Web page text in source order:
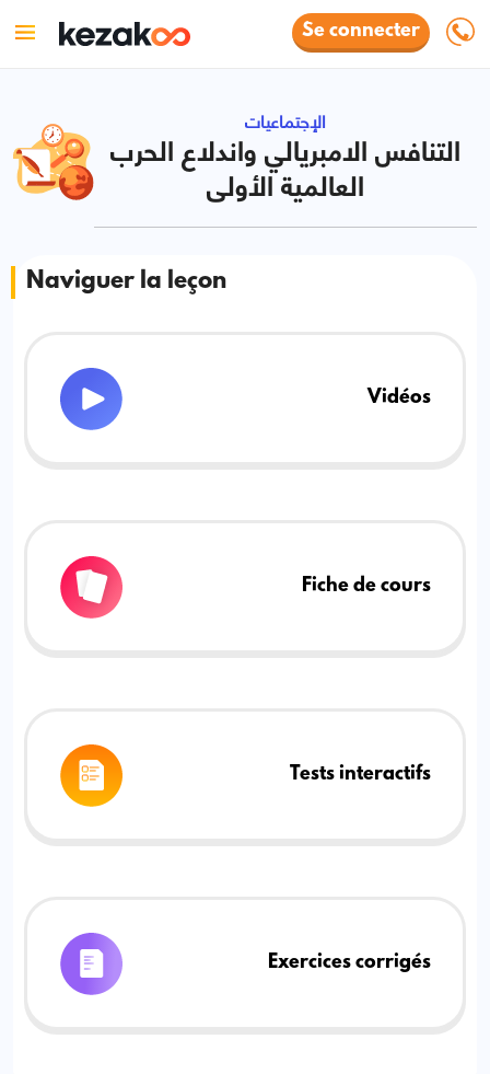
Se connecter
الإجتماعيات
التنافس الامبريالي واندلاع الحرب
العالمية الأولى
Naviguer la leçon
Vidéos
Fiche de cours
Tests interactifs
Exercices corrigés